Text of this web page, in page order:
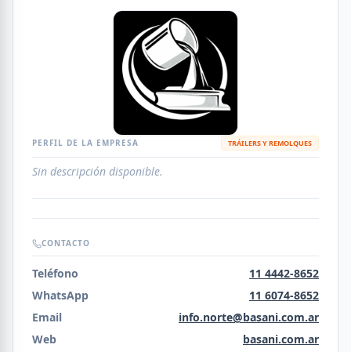
PERFIL DE LA EMPRESA TRÁILERS Y REMOLQUES
Sin descripción disponible.
CONTACTO
Teléfono
11 4442-8652
WhatsApp
11 6074-8652
Email
info.norte@basani.com.ar
Web
basani.com.ar